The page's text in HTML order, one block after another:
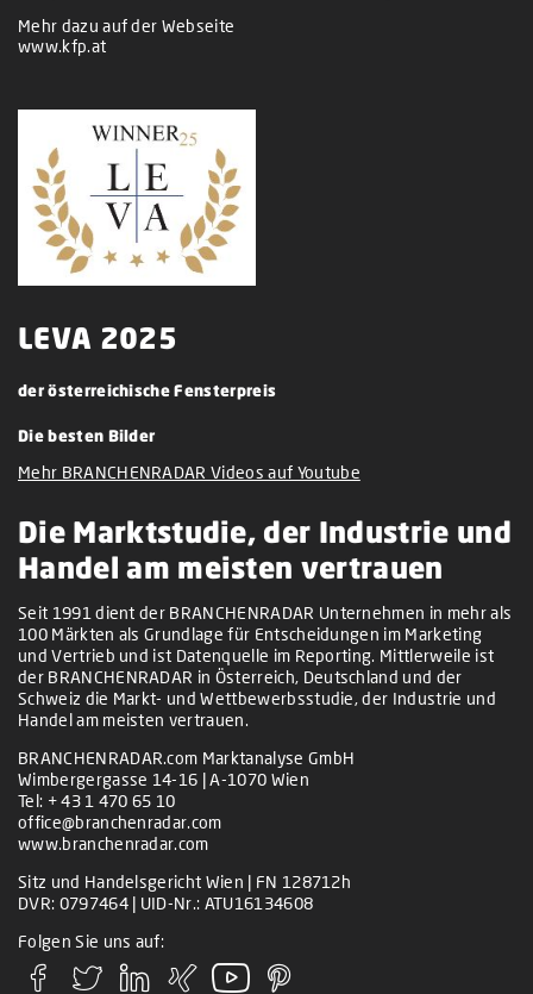
Mehr dazu auf der Webseite
www.kfp.at
LEVA 2025
der österreichische Fensterpreis
Die besten Bilder
Mehr BRANCHENRADAR Videos auf Youtube
Die Marktstudie, der Industrie und
Handel am meisten vertrauen
Seit 1991 dient der BRANCHENRADAR Unternehmen in mehr als
100 Märkten als Grundlage für Entscheidungen im Marketing
und Vertrieb und ist Datenquelle im Reporting. Mittlerweile ist
der BRANCHENRADAR in Österreich, Deutschland und der
Schweiz die Markt- und Wettbewerbsstudie, der Industrie und
Handel am meisten vertrauen.
BRANCHENRADAR.com Marktanalyse GmbH
Wimbergergasse 14-16 | A-1070 Wien
Tel: + 43 1 470 65 10
office@branchenradar.com
www.branchenradar.com
Sitz und Handelsgericht Wien | FN 128712h
DVR: 0797464 | UID-Nr.: ATU16134608
Folgen Sie uns auf: